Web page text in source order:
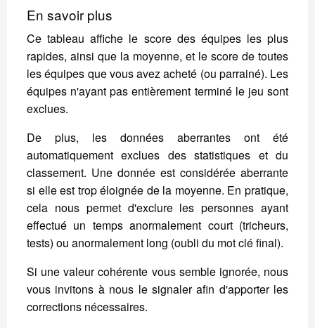
En savoir plus
Ce tableau affiche le score des équipes les plus
rapides, ainsi que la moyenne, et le score de toutes
les équipes que vous avez acheté (ou parrainé). Les
équipes n'ayant pas entièrement terminé le jeu sont
exclues.
De plus, les données aberrantes ont été
automatiquement exclues des statistiques et du
classement. Une donnée est considérée aberrante
si elle est trop éloignée de la moyenne. En pratique,
cela nous permet d'exclure les personnes ayant
effectué un temps anormalement court (tricheurs,
tests) ou anormalement long (oubli du mot clé final).
Si une valeur cohérente vous semble ignorée, nous
vous invitons à nous le signaler afin d'apporter les
corrections nécessaires.